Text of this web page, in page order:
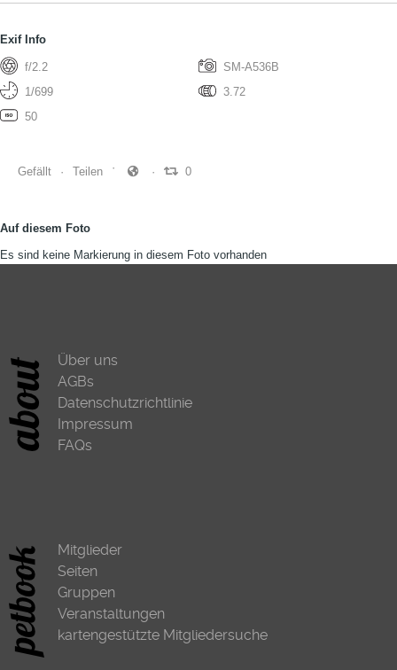
Exif Info
f/2.2
SM-A536B
1/699
3.72
50
Gefällt Teilen 0
Auf diesem Foto
Es sind keine Markierung in diesem Foto vorhanden
Über uns
AGBs
Datenschutzrichtlinie
Impressum
FAQs
Mitglieder
Seiten
Gruppen
Veranstaltungen
kartengestützte Mitgliedersuche